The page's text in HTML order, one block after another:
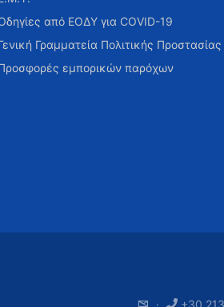
από ΕΟΔΥ για COVID-19
Γραμματεία Πολιτικής Προστασίας
εμπορικών παρόχων
· +30